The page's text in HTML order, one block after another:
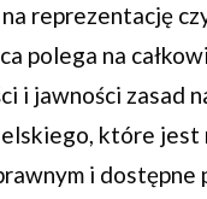
na reprezentację
polega na
i jawności zasad
które jest
i dostępne